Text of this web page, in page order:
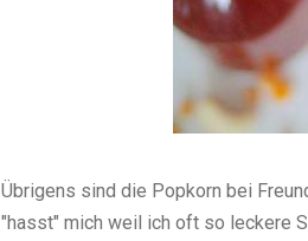
Übrigens sind die Popkorn bei
"hasst" mich weil ich oft so leckere